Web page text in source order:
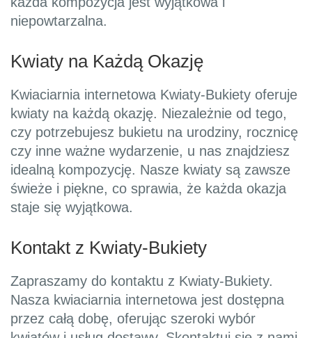
niepowtarzalna.
Kwiaty na Każdą Okazję
Kwiaciarnia internetowa Kwiaty-Bukiety oferuje
kwiaty na każdą okazję. Niezależnie od tego,
czy potrzebujesz bukietu na urodziny, rocznicę
czy inne ważne wydarzenie, u nas znajdziesz
idealną kompozycję. Nasze kwiaty są zawsze
świeże i piękne, co sprawia, że każda okazja
staje się wyjątkowa.
Kontakt z Kwiaty-Bukiety
Zapraszamy do kontaktu z Kwiaty-Bukiety.
Nasza kwiaciarnia internetowa jest dostępna
przez całą dobę, oferując szeroki wybór